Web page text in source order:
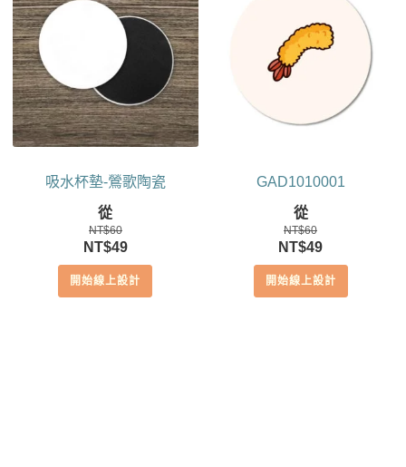
吸水杯墊-鶯歌陶瓷
從
NT$60
原
始
價
NT$49目
前
價
開始線上設計
GAD1010001
從
NT$60
原
始
價
NT$49目
前
價
開始線上設計